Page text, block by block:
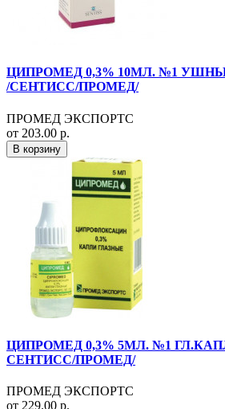
ЦИПРОМЕД 0,3% 10МЛ. №1
/СЕНТИСС/ПРОМЕД/
ПРОМЕД ЭКСПОРТС
от 203.00 р.
В корзину
ЦИПРОМЕД 0,3% 5МЛ. №1
СЕНТИСС/ПРОМЕД/
ПРОМЕД ЭКСПОРТС
от 229.00 р.